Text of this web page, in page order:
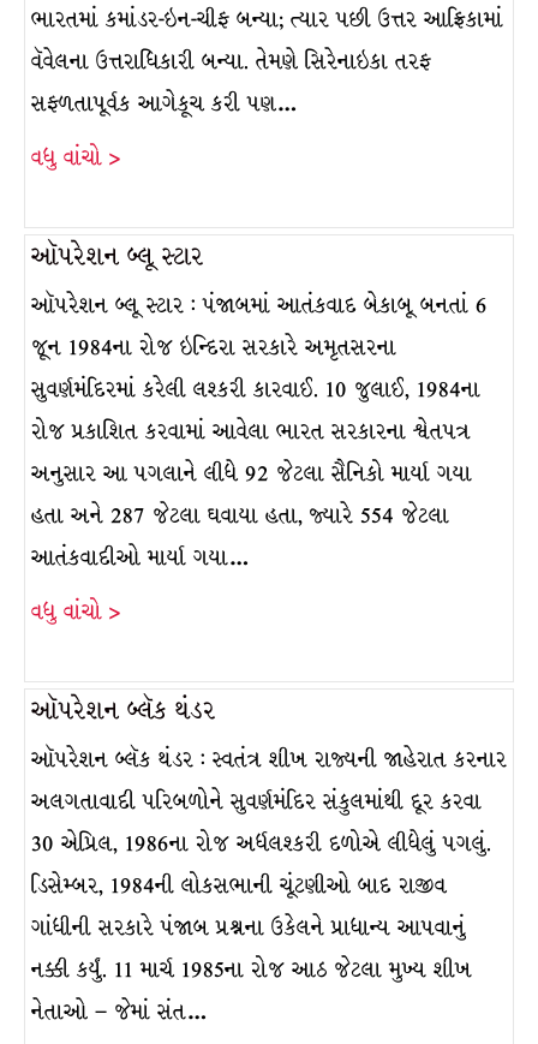
ભારતમાં કમાંડર-ઇન-ચીફ બન્યા; ત્યાર પછી ઉત્તર આફ્રિકામાં
વૅવેલના ઉત્તરાધિકારી બન્યા. તેમણે સિરેનાઇકા તરફ
સફળતાપૂર્વક આગેકૂચ કરી પણ…
વધુ વાંચો >
ઑપરેશન બ્લૂ સ્ટાર
ઑપરેશન બ્લૂ સ્ટાર : પંજાબમાં આતંકવાદ બેકાબૂ બનતાં 6
જૂન 1984ના રોજ ઇન્દિરા સરકારે અમૃતસરના
સુવર્ણમંદિરમાં કરેલી લશ્કરી કારવાઈ. 10 જુલાઈ, 1984ના
રોજ પ્રકાશિત કરવામાં આવેલા ભારત સરકારના શ્વેતપત્ર
અનુસાર આ પગલાને લીધે 92 જેટલા સૈનિકો માર્યા ગયા
હતા અને 287 જેટલા ઘવાયા હતા, જ્યારે 554 જેટલા
આતંકવાદીઓ માર્યા ગયા…
વધુ વાંચો >
ઑપરેશન બ્લૅક થંડર
ઑપરેશન બ્લૅક થંડર : સ્વતંત્ર શીખ રાજ્યની જાહેરાત કરનાર
અલગતાવાદી પરિબળોને સુવર્ણમંદિર સંકુલમાંથી દૂર કરવા
30 એપ્રિલ, 1986ના રોજ અર્ધલશ્કરી દળોએ લીધેલું પગલું.
ડિસેમ્બર, 1984ની લોકસભાની ચૂંટણીઓ બાદ રાજીવ
ગાંધીની સરકારે પંજાબ પ્રશ્નના ઉકેલને પ્રાધાન્ય આપવાનું
નક્કી કર્યું. 11 માર્ચ 1985ના રોજ આઠ જેટલા મુખ્ય શીખ
નેતાઓ – જેમાં સંત…